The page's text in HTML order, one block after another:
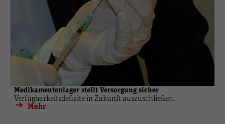
Medikamentenlager stellt Versorgung sicher
Verfügbarkeitsdefizite in Zukunft auszuschließen.
Mehr